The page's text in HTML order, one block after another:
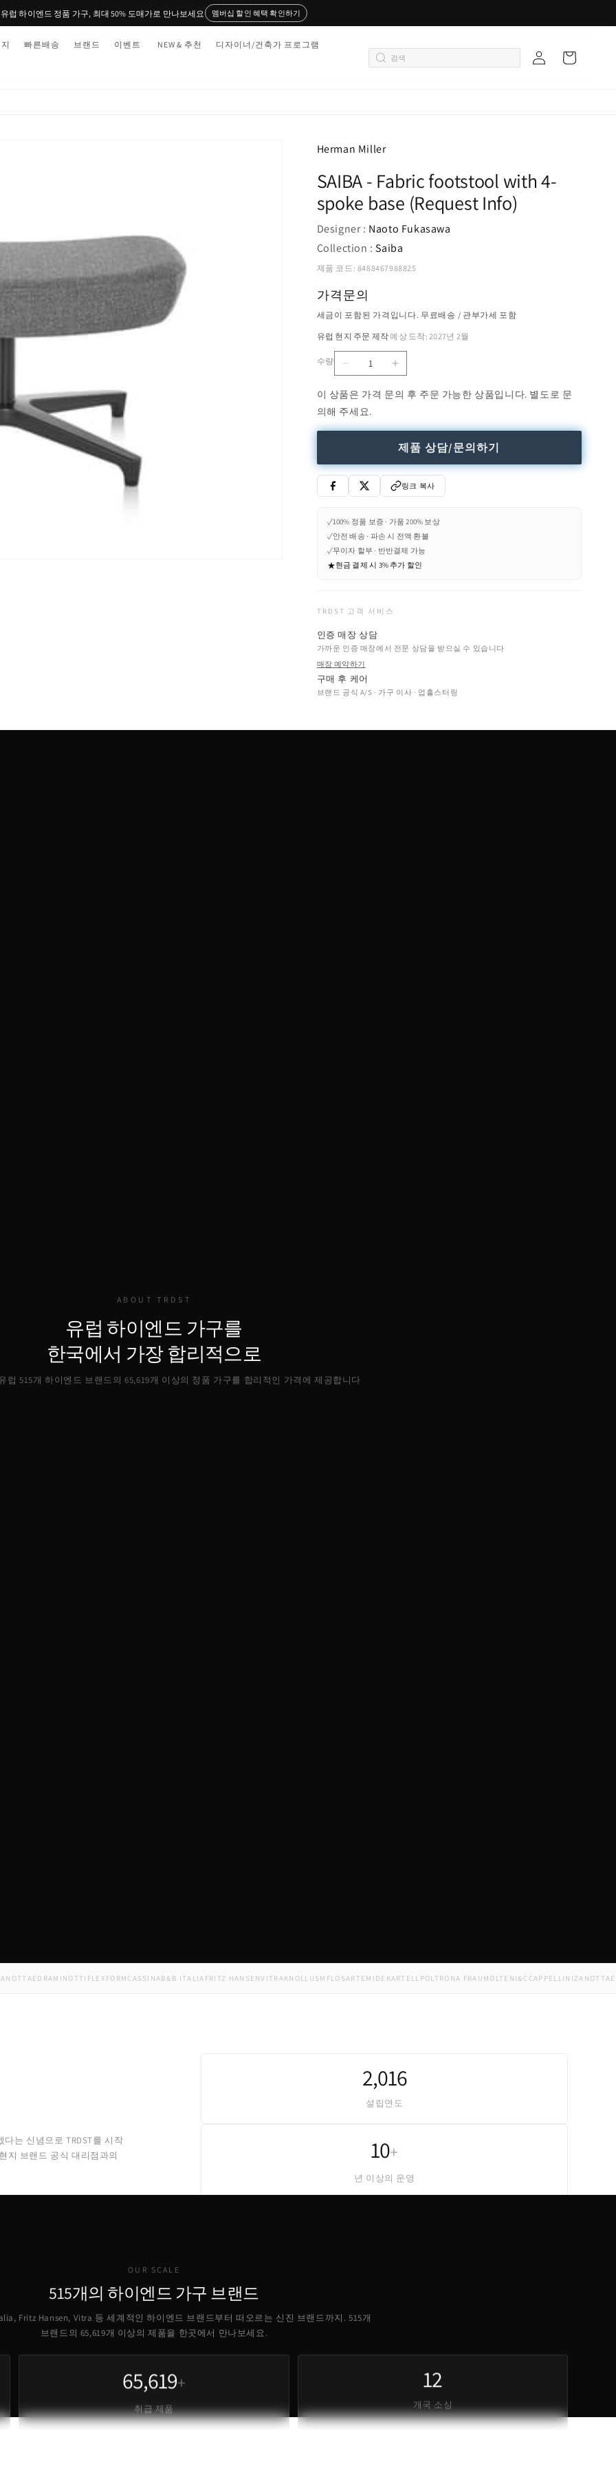
유럽 하이엔드 정품 가구, 최대 50% 도매가로 만나보세요 멤버십 할인 혜택 확인하기
빠른배송 브랜드 이벤트 NEW & 추천 디자이너/건축가 프로그램
그
트
Herman Miller
SAIBA - Fabric footstool with 4-
spoke base (Request Info)
Designer : Naoto Fukasawa
Collection :Saiba
제품 코드: 8488467988825
가격문의
세금이 포함된 가격입니다. 무료배송 / 관부가세 포함
유럽 현지 주문 제작·예상 도착: 2027년 2월
량
수량
SAIBA
Fabric
footstool
with
base
(Request
Info)
량
줄
임
SAIBA
Fabric
with
4-
spoke
base
(Request
Info)
수
량
늘
림
이 상품은 가격 문의 후 주문 가능한 상품입니다. 별도로 문
의해 주세요.
제품 상담/문의하기
링크 복사
✓100% 정품 보증 · 가품 200% 보상
✓안전 배송 · 파손 시 전액 환불
✓무이자 할부 · 반반결제 가능
★현금 결제 시 3% 추가 할인
TRDST 고객 서비스
인증 매장 상담
가까운 인증 매장에서 전문 상담을 받으실 수 있습니다
매장 예약하기
구매 후 케어
브랜드 공식 A/S · 가구 이사 · 업홀스터링
ABOUT TRDST
유럽 하이엔드 가구를
한국에서 가장 합리적으로
럽 515개 하이엔드 브랜드의65,619개 이상의 정품 가구를 합리적인 가격에 제공합니다
EDRAMINOTTIFLEXFORM CASSINAB&B ITALIAFRITZ HANSENVITRAKNOLLUSMFLOS ARTEMIDE KARTELLPOLTRONA FRAU MOLTENI&C CAPPELLINI ZANOTTA EDRA
는 신념으로 TRDST를 시작
지 브랜드 공식 대리점과의
2,016
설립연도
10+
년 이상의 운영
OUR SCALE
515개의 하이엔드 가구 브랜드
Fritz Hansen, Vitra 등 세계적인 하이엔드 브랜드부터 떠오르는 신진 브랜드까지. 515개
브랜드의 65,619개 이상의 제품을 한곳에서 만나보세요.
65,619+
취급 제품
12
개국 소싱